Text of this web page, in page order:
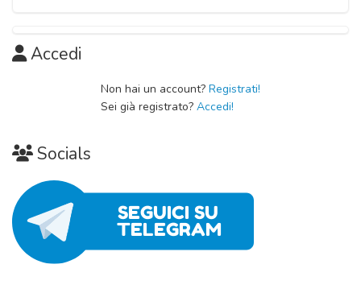
Accedi
Non hai un account? Registrati!
Sei già registrato? Accedi!
Socials